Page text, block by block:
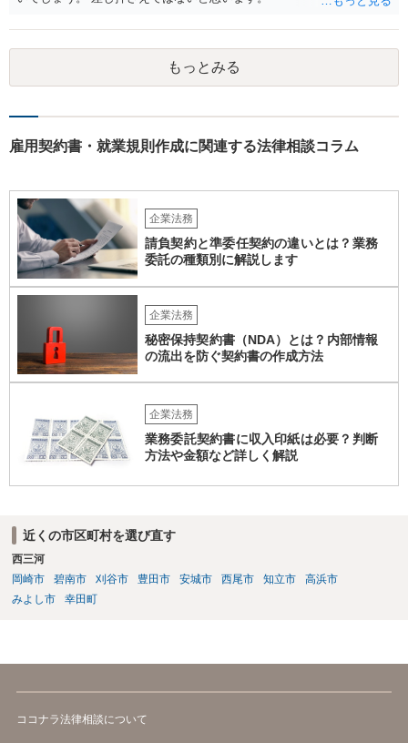
もっとみる
雇用契約書・就業規則作成に関連する法律相談コラム
企業法務
請負契約と準委任契約の違いとは？業務
委託の種類別に解説します
企業法務
秘密保持契約書（NDA）とは？内部情報
の流出を防ぐ契約書の作成方法
企業法務
業務委託契約書に収入印紙は必要？判断
方法や金額など詳しく解説
近くの市区町村を選び直す
西三河
岡崎市
碧南市 刈谷市 豊田市 安城市 西尾市 知立市
高浜市
みよし市
幸田町
ココナラ法律相談について